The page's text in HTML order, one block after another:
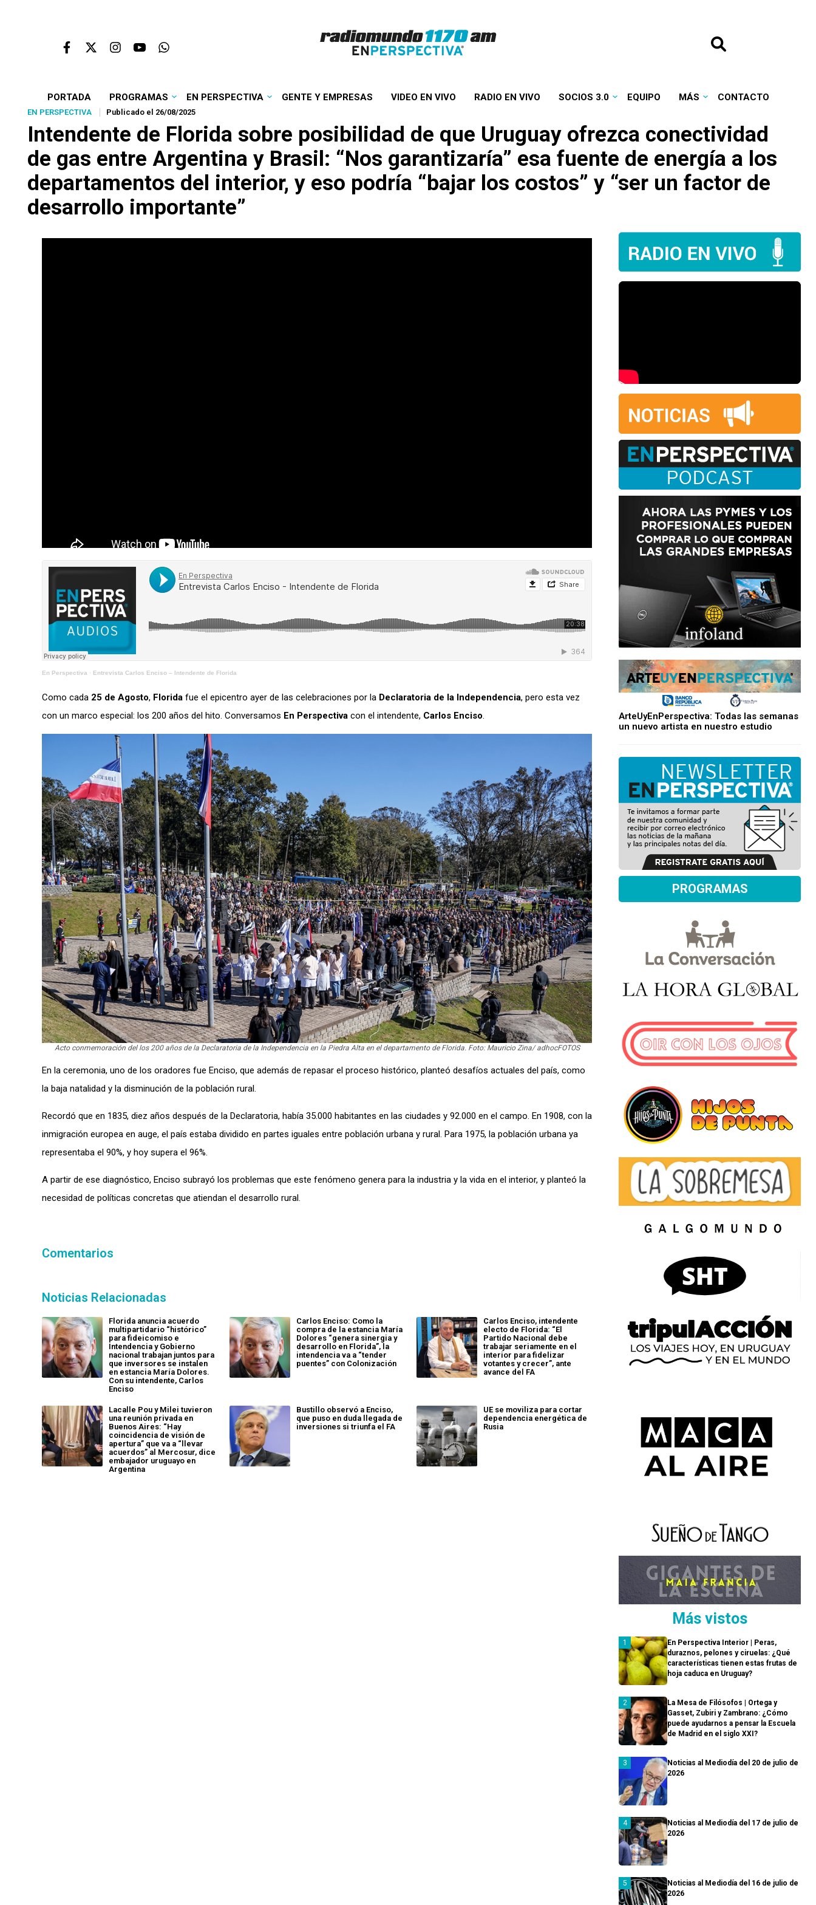
PORTADA PROGRAMAS EN PERSPECTIVA GENTE Y EMPRESAS VIDEO EN VIVO RADIO EN VIVO SOCIOS 3.0 EQUIPO MÁS CONTACTO
EN PERSPECTIVA Publicado el 26/08/2025
Intendente de Florida sobre posibilidad de que Uruguay ofrezca conectividad
de gas entre Argentina y Brasil: “Nos garantizaría” esa fuente de energía a los
departamentos del interior, y eso podría “bajar los costos” y “ser un factor de
desarrollo importante”
En Perspectiva · Entrevista Carlos Enciso – Intendente de Florida
Como cada 25 de Agosto, Florida fue el epicentro ayer de las celebraciones por la Declaratoria de la Independencia, pero esta vez
con un marco especial: los 200 años del hito. Conversamos En Perspectiva con el intendente, Carlos Enciso.
Acto conmemoración del los 200 años de la Declaratoria de la Independencia en la Piedra Alta en el departamento de Florida. Foto: Mauricio Zina/ adhocFOTOS
En la ceremonia, uno de los oradores fue Enciso, que además de repasar el proceso histórico, planteó desafíos actuales del país, como
la baja natalidad y la disminución de la población rural.
Recordó que en 1835, diez años después de la Declaratoria, había 35.000 habitantes en las ciudades y 92.000 en el campo. En 1908, con la
inmigración europea en auge, el país estaba dividido en partes iguales entre población urbana y rural. Para 1975, la población urbana ya
representaba el 90%, y hoy supera el 96%.
A partir de ese diagnóstico, Enciso subrayó los problemas que este fenómeno genera para la industria y la vida en el interior, y planteó la
necesidad de políticas concretas que atiendan el desarrollo rural.
Comentarios
Noticias Relacionadas
Florida anuncia acuerdo
multipartidario “histórico”
para fideicomiso e
Intendencia y Gobierno
nacional trabajan juntos para
que inversores se instalen
en estancia María Dolores.
Con su intendente, Carlos
Enciso
Carlos Enciso: Como la
compra de la estancia María
Dolores “genera sinergia y
desarrollo en Florida”, la
intendencia va a “tender
puentes” con Colonización
Carlos Enciso, intendente
electo de Florida: “El
Partido Nacional debe
trabajar seriamente en el
interior para fidelizar
votantes y crecer”, ante
avance del FA
Lacalle Pou y Milei tuvieron
una reunión privada en
Buenos Aires: “Hay
coincidencia de visión de
apertura” que va a “llevar
acuerdos” al Mercosur, dice
embajador uruguayo en
Argentina
Bustillo observó a Enciso,
que puso en duda llegada de
inversiones si triunfa el FA
UE se moviliza para cortar
dependencia energética de
Rusia
ArteUyEnPerspectiva: Todas las semanas
un nuevo artista en nuestro estudio
PROGRAMAS
Más vistos
En Perspectiva Interior | Peras,
duraznos, pelones y ciruelas: ¿Qué
características tienen estas frutas de
hoja caduca en Uruguay?
La Mesa de Filósofos | Ortega y
Gasset, Zubiri y Zambrano: ¿Cómo
puede ayudarnos a pensar la Escuela
de Madrid en el siglo XXI?
Noticias al Mediodía del 20 de julio de
2026
Noticias al Mediodía del 17 de julio de
2026
Noticias al Mediodía del 16 de julio de
2026